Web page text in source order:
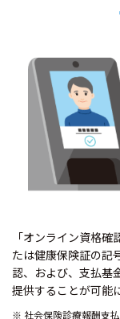
「オンライン資格
たは健康保険証の記
認、および、支払基
提供することが可能
社会保険診療報酬支